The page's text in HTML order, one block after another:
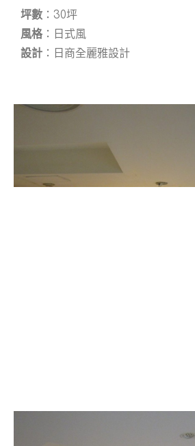
坪數 ：30坪
風格 ：日式風
設計 ：日商全麗雅設計